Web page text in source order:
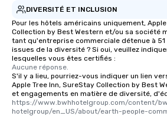
DIVERSITÉ ET INCLUSION
Pour les hôtels américains uniquement,
Collection by Best Western et/ou sa société
tant qu'entreprise commerciale détenue à 51
issues de la diversité ? Si oui, veuillez
lesquelles vous êtes certifiés :
Aucune réponse.
S'il y a lieu, pourriez-vous indiquer un lien
Apple Tree Inn, SureStay Collection by Best
et engagements en matière de diversité,
https://www.bwhhotelgroup.com/content/
hotelgroup/en_US/about/earth-people-